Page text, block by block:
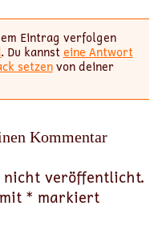
Eintrag verfolgen
. Du kannsteine Antwort
setzenvon deiner
Kommentar
nicht veröffentlicht.
* markiert